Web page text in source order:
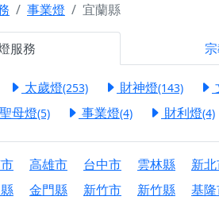
之旅」！
【台北北投 唭哩岸慈生宮】
【屏東縣獅子鄉 楓港清華
終追遠、廣植福田
【桃園市 桃園蓮華寺】盂蘭
願平安順遂的慈悲心意。
【新北貢寮 南極玉明殿】中
下善緣。
事業燈 宜蘭縣
服務
太歲燈(253) 財神燈(143)
聖母燈(5) 事業燈(4) 財利燈(4)
高雄市 台中市 雲林縣 新
金門縣 新竹市 新竹縣 基